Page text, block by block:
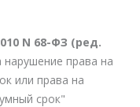
N 68-ФЗ (ред.
права на
или права на
срок"